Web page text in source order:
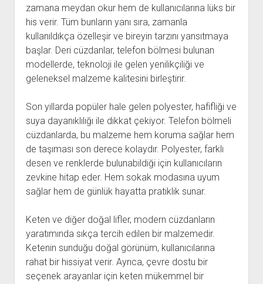
zamana meydan okur hem de kullanıcılarına lüks bir
his verir. Tüm bunların yanı sıra, zamanla
kullanıldıkça özelleşir ve bireyin tarzını yansıtmaya
başlar. Deri cüzdanlar, telefon bölmesi bulunan
modellerde, teknoloji ile gelen yenilikçiliği ve
geleneksel malzeme kalitesini birleştirir.
Son yıllarda popüler hale gelen polyester, hafifliği ve
suya dayanıklılığı ile dikkat çekiyor. Telefon bölmeli
cüzdanlarda, bu malzeme hem koruma sağlar hem
de taşıması son derece kolaydır. Polyester, farklı
desen ve renklerde bulunabildiği için kullanıcıların
zevkine hitap eder. Hem sokak modasına uyum
sağlar hem de günlük hayatta pratiklik sunar.
Keten ve diğer doğal lifler, modern cüzdanların
yaratımında sıkça tercih edilen bir malzemedir.
Ketenin sunduğu doğal görünüm, kullanıcılarına
rahat bir hissiyat verir. Ayrıca, çevre dostu bir
seçenek arayanlar için keten mükemmel bir